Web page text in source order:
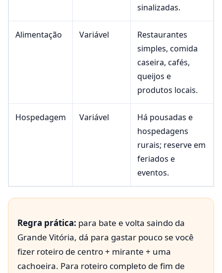
sinalizadas.
Alimentação Variável
Restaurantes
simples, comida
caseira, cafés,
queijos e
produtos locais.
Hospedagem Variável
Há pousadas e
hospedagens
rurais; reserve em
feriados e
eventos.
Regra prática: para bate e volta saindo da
Grande Vitória, dá para gastar pouco se você
fizer roteiro de centro + mirante + uma
cachoeira. Para roteiro completo de fim de